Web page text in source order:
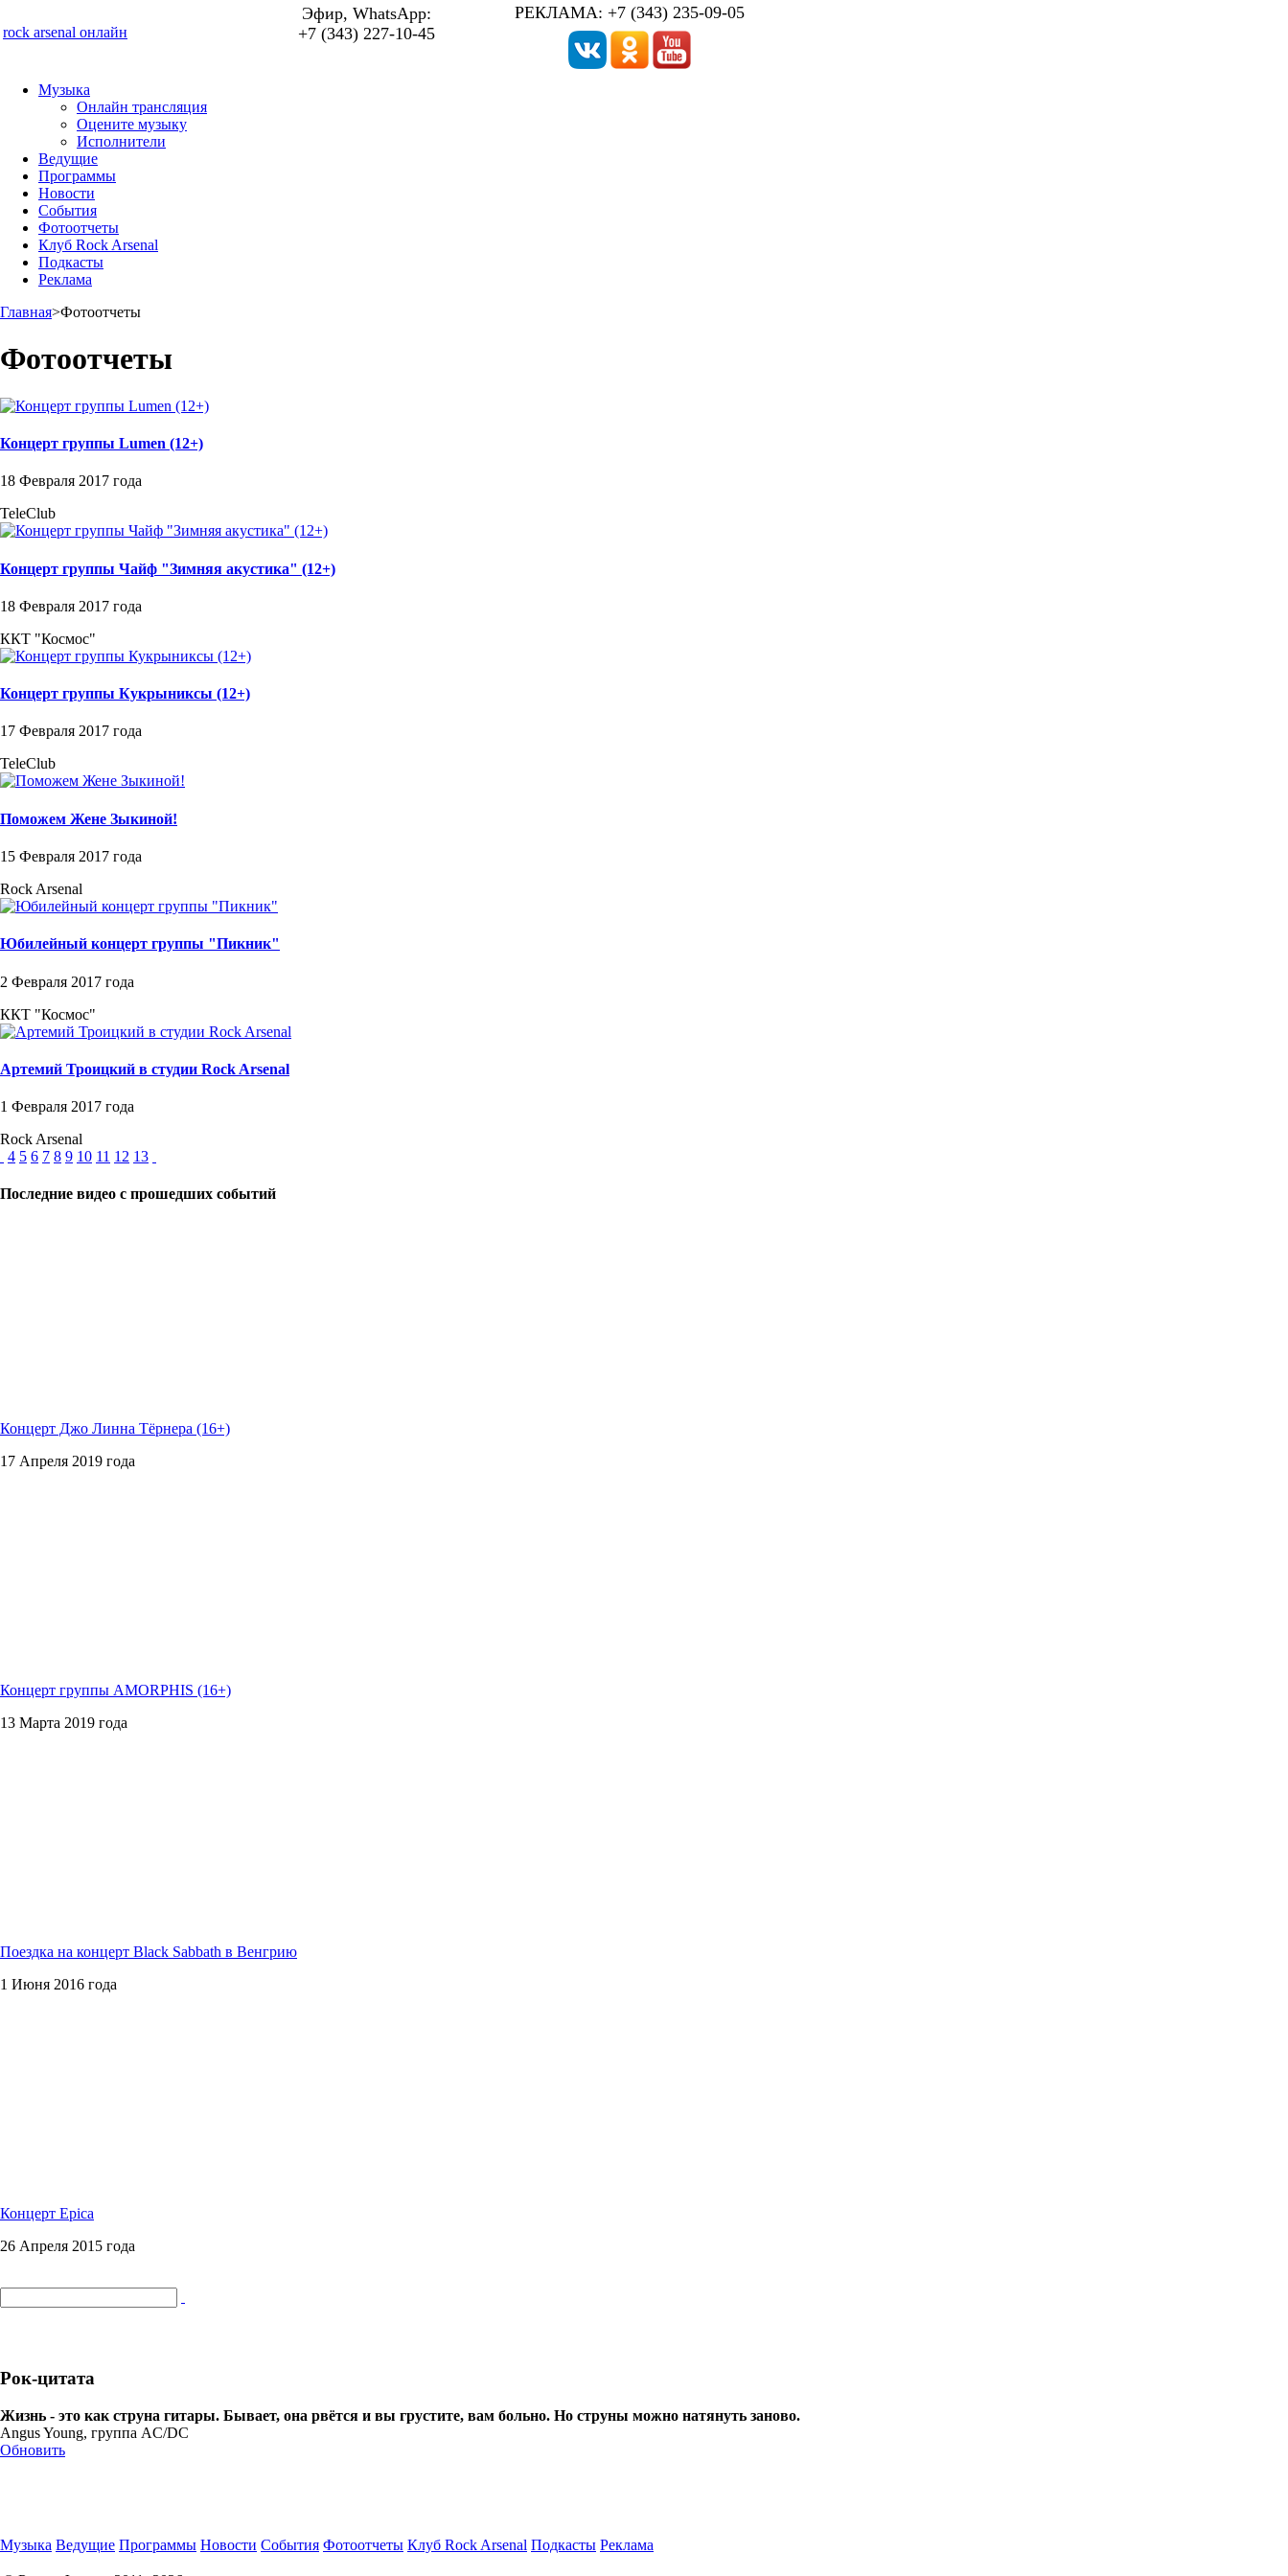
rock arsenal онлайн
Эфир, WhatsApp:
+7 (343) 227-10-45
РЕКЛАМА: +7 (343) 235-09-05
Музыка
Онлайн трансляция
Оцените музыку
Исполнители
Ведущие
Программы
Новости
События
Фотоотчеты
Клуб Rock Arsenal
Подкасты
Реклама
Главная>Фотоотчеты
Фотоотчеты
Концерт группы Lumen (12+)
18 Февраля 2017 года
TeleClub
Концерт группы Чайф "Зимняя акустика" (12+)
18 Февраля 2017 года
ККТ "Космос"
Концерт группы Кукрыниксы (12+)
17 Февраля 2017 года
TeleClub
Поможем Жене Зыкиной!
15 Февраля 2017 года
Rock Arsenal
Юбилейный концерт группы "Пикник"
2 Февраля 2017 года
ККТ "Космос"
Артемий Троицкий в студии Rock Arsenal
1 Февраля 2017 года
Rock Arsenal
4 5 6 7 8 9 10 11 12 13
Последние видео с прошедших событий
Концерт Джо Линна Тёрнера (16+)
17 Апреля 2019 года
Концерт группы AMORPHIS (16+)
13 Марта 2019 года
Поездка на концерт Black Sabbath в Венгрию
1 Июня 2016 года
Концерт Epica
26 Апреля 2015 года
Рок-цитата
Жизнь - это как струна гитары. Бывает, она рвётся и вы грустите, вам больно. Но струны можно натянуть заново.
Angus Young, группа AC/DC
Обновить
Музыка Ведущие Программы Новости События Фотоотчеты Клуб Rock Arsenal Подкасты Реклама